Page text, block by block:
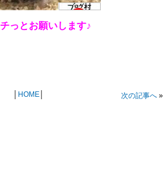
っとお願いします♪
HOME│ 次の記事へ »